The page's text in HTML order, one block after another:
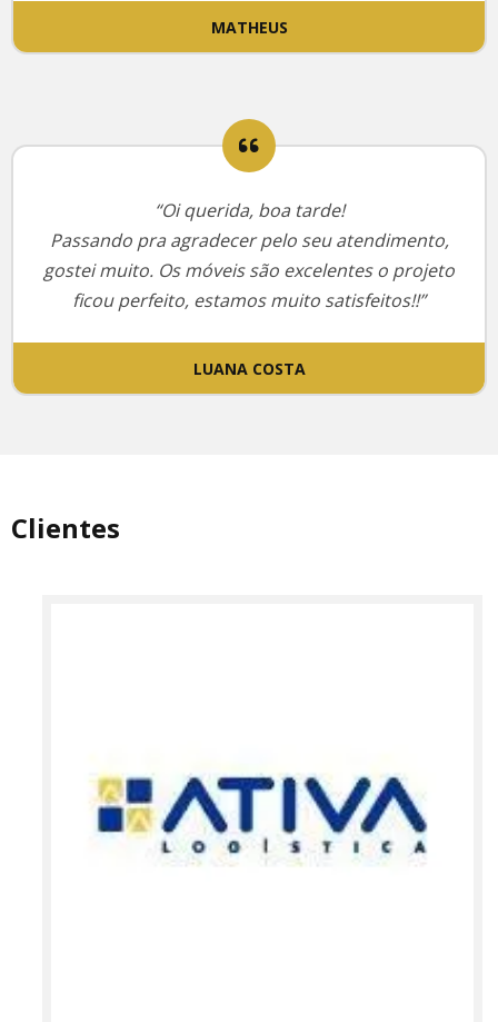
MATHEUS
“Oi querida, boa tarde!
Passando pra agradecer pelo seu atendimento,
gostei muito. Os móveis são excelentes o projeto
ficou perfeito, estamos muito satisfeitos!!”
LUANA COSTA
Clientes